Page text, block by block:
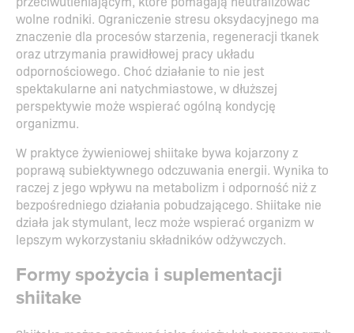
wolne rodniki. Ograniczenie stresu oksydacyjnego ma
znaczenie dla procesów starzenia, regeneracji tkanek
oraz utrzymania prawidłowej pracy układu
odpornościowego. Choć działanie to nie jest
spektakularne ani natychmiastowe, w dłuższej
perspektywie może wspierać ogólną kondycję
organizmu.
W praktyce żywieniowej shiitake bywa kojarzony z
poprawą subiektywnego odczuwania energii. Wynika to
raczej z jego wpływu na metabolizm i odporność niż z
bezpośredniego działania pobudzającego. Shiitake nie
działa jak stymulant, lecz może wspierać organizm w
lepszym wykorzystaniu składników odżywczych.
Formy spożycia i suplementacji
shiitake